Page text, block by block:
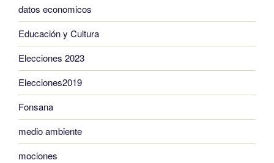
datos economicos
Educación y Cultura
Elecciones 2023
Elecciones2019
Fonsana
medio ambiente
mociones